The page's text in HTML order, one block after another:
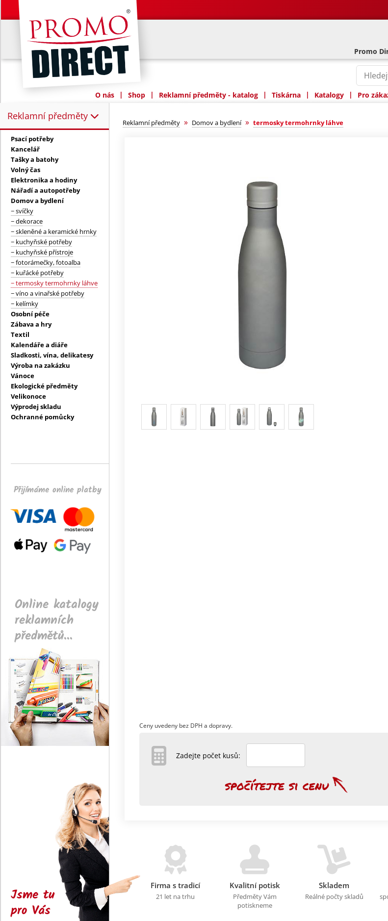
Promo
O nás | Shop | Reklamní předměty - katalog | Tiskárna | Katalogy | Pro
Reklamní předměty
Reklamní předměty:
Psací potřeby
Kancelář
Tašky a batohy
Volný čas
Elektronika a hodiny
Nářadí a autopotřeby
Domov a bydlení
− svíčky
− dekorace
− skleněné a keramické hrnky
− kuchyňské potřeby
− kuchyňské přístroje
− fotorámečky, fotoalba
− kuřácké potřeby
− termosky termohrnky láhve
− víno a vinařské potřeby
− kelímky
Osobní péče
Zábava a hry
Textil
Kalendáře a diáře
Sladkosti, vína, delikatesy
Výroba na zakázku
Vánoce
Ekologické předměty
Velikonoce
Výprodej skladu
Ochranné pomůcky
Přijímáme online platby
Online katalogy
reklamních
předmětů...
Jsme tu
pro Vás
Reklamní předměty » Domov a bydlení» termosky termohrnky láhve
Ceny uvedeny bez DPH a dopravy.
Zadejte počet kusů:
Firma s tradicí
21 let na trhu
Kvalitní potisk
Předměty Vám
potiskneme
Skladem
Reálné počty skladů